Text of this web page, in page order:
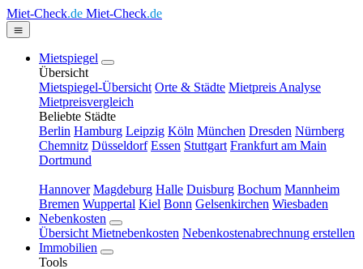
Miet-Check.de Miet-Check.de
Mietspiegel
Übersicht
Mietspiegel-Übersicht Orte & Städte Mietpreis Analyse
Mietpreisvergleich
Beliebte Städte
Berlin Hamburg Leipzig Köln München Dresden Nürnberg
Chemnitz Düsseldorf Essen Stuttgart Frankfurt am Main
Dortmund
Hannover Magdeburg Halle Duisburg Bochum Mannheim
Bremen Wuppertal Kiel Bonn Gelsenkirchen Wiesbaden
Nebenkosten
Übersicht Mietnebenkosten Nebenkostenabrechnung erstellen
Immobilien
Tools